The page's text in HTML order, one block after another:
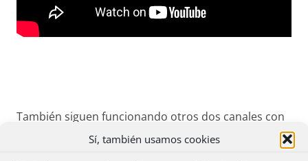
Sí, también usamos cookies
También siguen funcionando otros dos canales con
vídeos de hace unos años: